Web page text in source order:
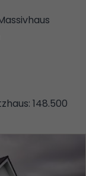
148.500